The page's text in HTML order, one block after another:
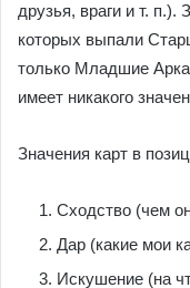
друзья, враги и т.
которых выпали
только Младшие
имеет никакого
Значения карт в
Сходство (чем
Дар (какие мои
Искушение (на